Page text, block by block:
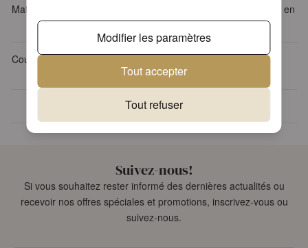
Modifier les paramètres
Tout accepter
Tout refuser
Matériel
blanchi sans chlore, couleurs en
base d'eau
Couleur Violet
Plus de 30 ans d'expérience
Suivez-nous!
Si vous souhaitez rester informé des dernières actualités ou
recevoir nos offres spéciales et promotions, inscrivez-vous ou
suivez-nous.